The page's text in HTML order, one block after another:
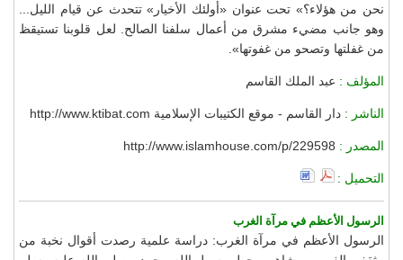
نحن من هؤلاء؟» تحت عنوان «أولئك الأخيار» تتحدث عن قيام الليل...
وهو جانب مضيء مشرق من أعمال سلفنا الصالح. لعل قلوبنا تستيقظ
من غفلتها وتصحو من غفوتها».
المؤلف : عبد الملك القاسم
الناشر : دار القاسم - موقع الكتيبات الإسلامية http://www.ktibat.com
المصدر : http://www.islamhouse.com/p/229598
التحميل :
الرسول الأعظم في مرآة الغرب
الرسول الأعظم في مرآة الغرب: دراسة علمية رصدت أقوال نخبة من